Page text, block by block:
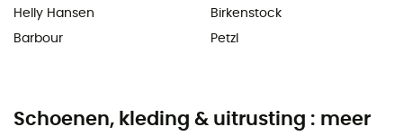
Helly Hansen
Barbour
Birkenstock
Petzl
Schoenen, kleding & uitrusting : meer